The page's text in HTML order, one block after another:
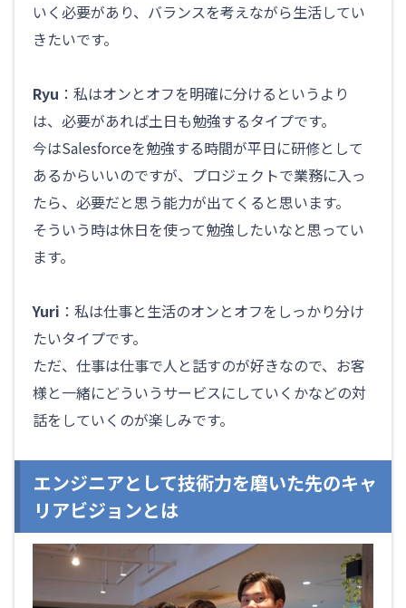
いく必要があり、バランスを考えながら生活してい
きたいです。
Ryu ：私はオンとオフを明確に分けるというより
は、必要があれば土日も勉強するタイプです。
今はSalesforceを勉強する時間が平日に研修として
あるからいいのですが、プロジェクトで業務に入っ
たら、必要だと思う能力が出てくると思います。
そういう時は休日を使って勉強したいなと思ってい
ます。
Yuri ：私は仕事と生活のオンとオフをしっかり分け
たいタイプです。
ただ、仕事は仕事で人と話すのが好きなので、お客
様と一緒にどういうサービスにしていくかなどの対
話をしていくのが楽しみです。
エンジニアとして技術力を磨いた先のキャ
リアビジョンとは